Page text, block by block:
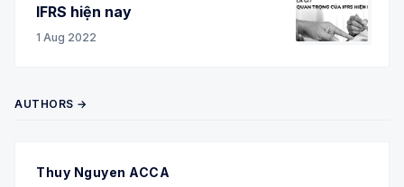
IFRS hiện nay
1 Aug 2022
AUTHORS →
Thuy Nguyen ACCA